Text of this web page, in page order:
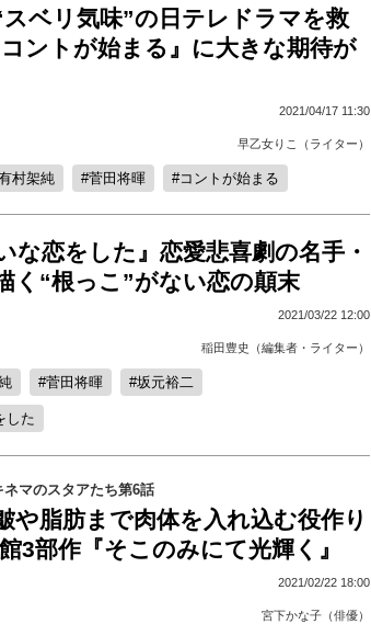
ベリ気味”の日テレドラマを救
ントが始まる』に大きな期待が
2021/04/17 11:30
早乙女りこ（ライター）
村架純 菅田将暉 コントが始まる
な恋をした』恋愛悲喜劇の名手・
く“根っこ”がない恋の顛末
2021/03/22 12:00
稲田豊史（編集者・ライター）
菅田将暉 坂元裕二
した
マのスタアたち第6話
や脂肪まで肉体を入れ込む役作り
3部作『そこのみにて光輝く』
2021/02/22 18:00
宮下かな子（俳優）